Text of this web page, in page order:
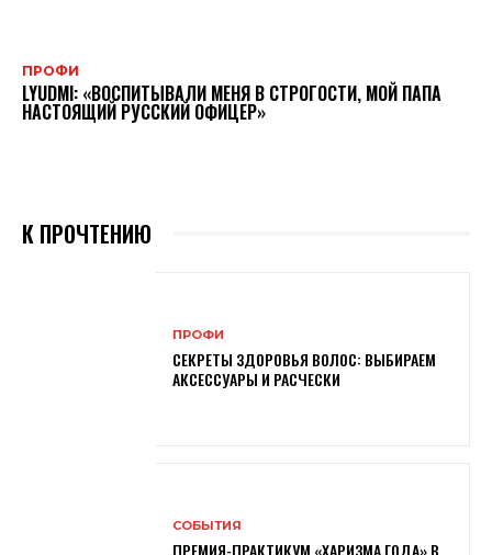
ПРОФИ
LYUDMI: «ВОСПИТЫВАЛИ МЕНЯ В СТРОГОСТИ, МОЙ ПАПА
НАСТОЯЩИЙ РУССКИЙ ОФИЦЕР»
К ПРОЧТЕНИЮ
ПРОФИ
СЕКРЕТЫ ЗДОРОВЬЯ ВОЛОС: ВЫБИРАЕМ
АКСЕССУАРЫ И РАСЧЕСКИ
СОБЫТИЯ
ПРЕМИЯ-ПРАКТИКУМ «ХАРИЗМА ГОДА» В